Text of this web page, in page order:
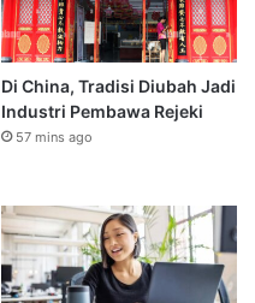
Di China, Tradisi Diubah Jadi
Industri Pembawa Rejeki
57 mins ago